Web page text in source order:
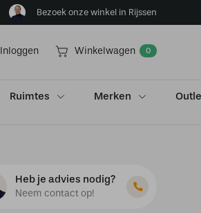
Bezoek onze winkel in Rijssen
Inloggen Winkelwagen 0
Ruimtes Merken
Heb je advies nodig?
Neem contact op!